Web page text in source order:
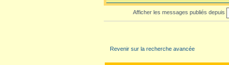
Afficher les messages publiés depuis
Revenir sur la recherche avancée